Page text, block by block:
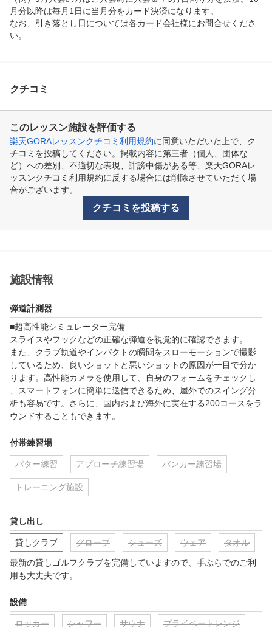
月分以降は毎月1日に当月分をカード決済になります。
なお、引き落とし日については各カード会社様にお問合せくださ
い。
クチコミ
このレッスン施設を評価する
楽天GORAレッスンクチコミ利用規約に同意いただいた上で、ク
チコミを投稿してください。掲載内容に第三者（個人、団体な
ど）への差別、不適切な表現、誹謗中傷がある等、楽天GORAレ
ッスンクチコミ利用規約に反する場合には削除させていただく場
合がございます。
クチコミを投稿する
施設情報
弾道計測器
■超高性能シミュレーター完備
スライスやフックなどの正確な弾道を視覚的に確認できます。
また、クラブ軌道やインパクトの瞬間をスローモーションで撮影
しているため、良いショットと悪いショットの原因が一目で分か
ります。高性能カメラを使用して、自身のフォームをチェックし
、スマートフォンに簡単に送信できるため、屋外でのスイング分
析も容易です。さらに、国内および海外に実在する200コースをラ
ウンドすることもできます。
付帯練習場
パター練習 アプローチ練習場 バンカー練習場
トレーニング施設
貸し出し
貸しクラブ グローブ シューズ ウェア タオル
最新の貸しゴルフクラブを完備していますので、手ぶらでのご利
用も大丈夫です。
設備
ロッカー シャワー サウナ プライベートレンジ